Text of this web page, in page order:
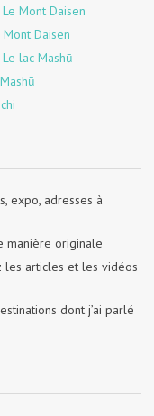
Mont Daisen
Daisen
lac Mashū
expo, adresses à
manière originale
les articles et les vidéos
dont j’ai parlé